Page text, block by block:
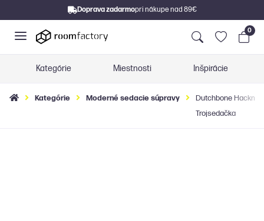
Doprava zadarmopri nákupe nad 89€
0
Kategórie Miestnosti Inšpirácie
Kategórie Moderné sedacie súpravy
Dutchbone
Trojsedačka